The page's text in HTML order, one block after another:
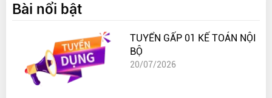
Bài nổi bật
TUYỂN GẤP 01 KẾ TOÁN NỘI
BỘ
20/07/2026